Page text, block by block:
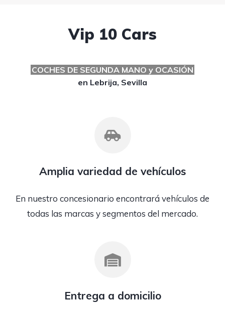
Vip 10 Cars
COCHES DE SEGUNDA MANO y OCASIÓN
en Lebrija, Sevilla
Amplia variedad de vehículos
En nuestro concesionario encontrará vehículos de
todas las marcas y segmentos del mercado.
Entrega a domicilio